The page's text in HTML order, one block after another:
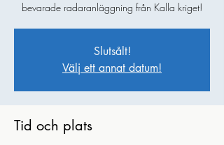
bevarade radaranläggning från Kalla kriget!
Slutsålt!
Välj ett annat datum!
Tid och plats